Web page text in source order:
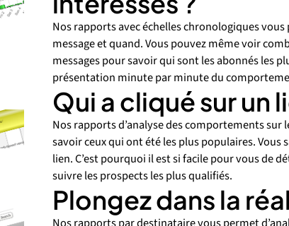
Nos rapports avec échelles chronologiques
message et quand. Vous pouvez même voir
messages pour savoir qui sont les abonnés les
présentation minute par minute du
Qui a cliqué sur un
Nos rapports d’analyse des comportements sur
savoir ceux qui ont été les plus populaires.
lien. C’est pourquoi il est si facile pour vous de
suivre les prospects les plus qualifiés.
Plongez dans la